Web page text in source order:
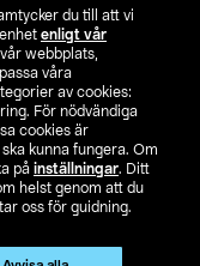
du till att vi
enligt vår
webbplats,
våra
av cookies:
För nödvändiga
cookies är
kunna fungera. Om
på inställningar. Ditt
helst genom att du
oss för guidning.
moms